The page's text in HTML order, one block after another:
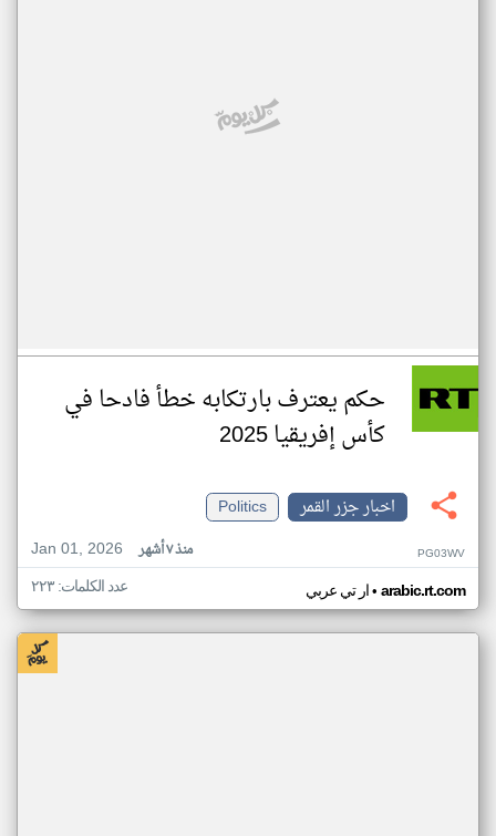
حكم يعترف بارتكابه خطأ فادحا في
كأس إفريقيا 2025
اخبار جزر القمر
Politics
Jan 01, 2026
منذ ٧ أشهر PG03WV
ار تي عربي• arabic.rt.com عدد الكلمات: ٢٢٣